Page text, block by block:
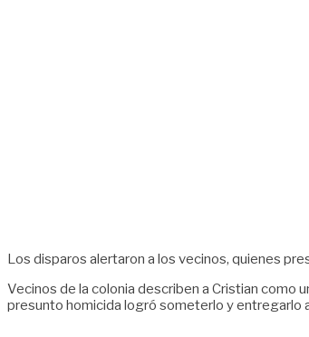
Los disparos alertaron a los vecinos, quienes
Vecinos de la colonia describen a Cristian como
presunto homicida logró someterlo y entregarlo